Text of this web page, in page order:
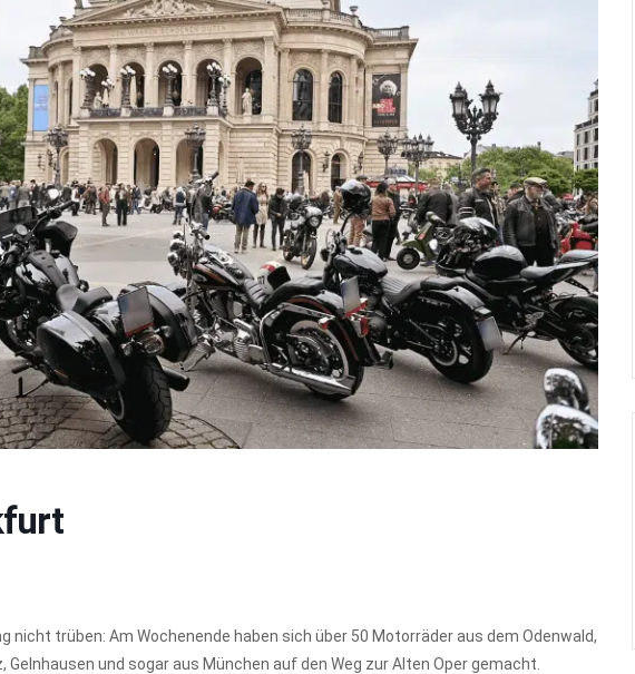
nicht trüben: Am Wochenende haben sich über 50 Motorräder aus dem Odenwald,
und sogar aus München auf den Weg zur Alten Oper gemacht.